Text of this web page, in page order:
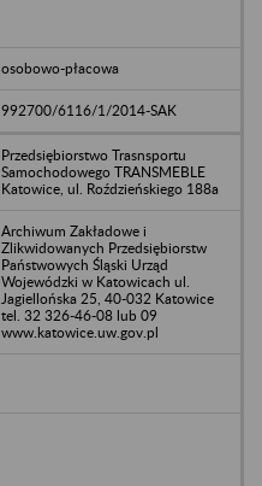
osobowo-płacowa
992700/6116/1/2014-SAK
Przedsiębiorstwo Trasnsportu
Samochodowego TRANSMEBLE
Katowice, ul. Roździeńskiego 188a
Archiwum Zakładowe i
Zlikwidowanych Przedsiębiorstw
Państwowych Śląski Urząd
Wojewódzki w Katowicach ul.
Jagiellońska 25, 40-032 Katowice
tel. 32 326-46-08 lub 09
www.katowice.uw.gov.pl